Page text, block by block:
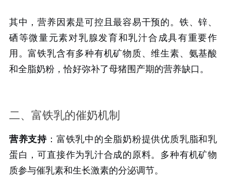
其中，营养因素是可控且最容易干预的。铁、锌、
硒等微量元素对乳腺发育和乳汁合成具有重要作
用。富铁乳含有多种有机矿物质、维生素、氨基酸
和全脂奶粉，恰好弥补了母猪围产期的营养缺口。
二、富铁乳的催奶机制
营养支持 ：富铁乳中的全脂奶粉提供优质乳脂和乳
蛋白，可直接作为乳汁合成的原料。多种有机矿物
质参与催乳素和生长激素的分泌调节。